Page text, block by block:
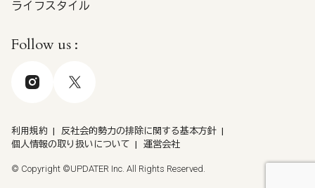
ライフスタイル
Follow us :
利用規約
反社会的勢力の排除に関する基本方針
個人情報の取り扱いについて
運営会社
© Copyright ©UPDATER Inc. All Rights Reserved.